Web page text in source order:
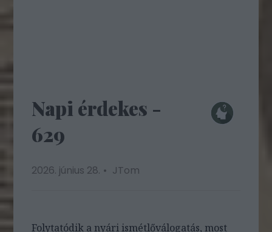
Napi érdekes -
629
2026. június 28. JTom
Folytatódik a nyári ismétlőválogatás, most